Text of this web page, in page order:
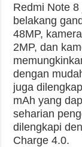
Redmi Note
belakang
48MP,
2MP, dan
dengan
juga
mAh yang
seharian
dilengkapi
Charge 4.0.